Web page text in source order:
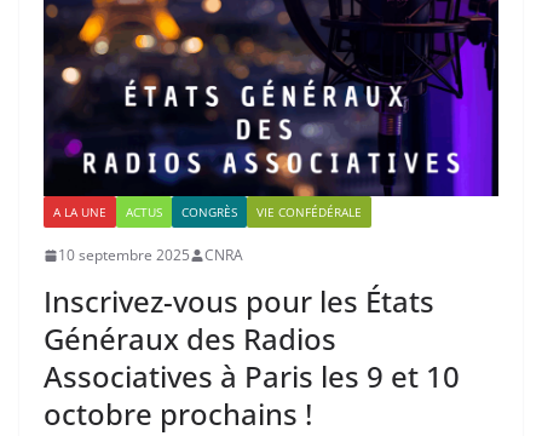
A LA UNE ACTUS CONGRÈS VIE CONFÉDÉRALE
10 septembre 2025 CNRA
Inscrivez-vous pour les États
Généraux des Radios
Associatives à Paris les 9 et 10
octobre prochains !